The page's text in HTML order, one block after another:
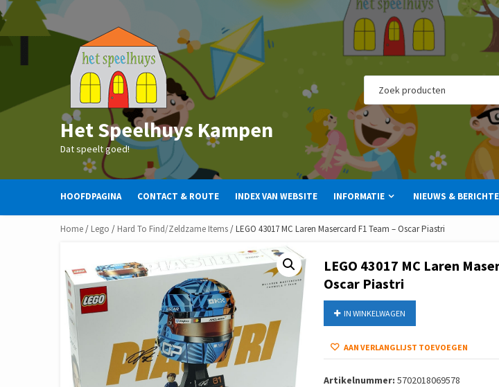
Skip
to
content
Het Speelhuys Kampen
Dat speelt goed!
HOOFDPAGINA CONTACT & ROUTE INDEX VAN WEBSITE INFORMATIE NIEUWS &
Home/ Lego / Hard To Find/Zeldzame Items/ LEGO 43017 MC Laren Masercard F1 Team – Oscar Piastri
LEGO 43017 MC Laren
Oscar Piastri
IN WINKELWAGEN
AAN VERLANGLIJST TOEVOEGEN
Artikelnummer: 5702018069578